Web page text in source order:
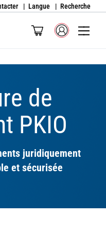
Langue Recherche
de
PKIO
juridiquement
et sécurisée